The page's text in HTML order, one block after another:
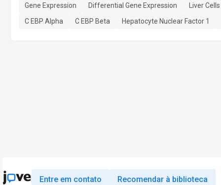
Gene Expression Differential Gene Expression
Liver Cells
C EBP Alpha
C EBP Beta Hepatocyte Nuclear Factor 1
Entre em contato Recomendar à biblioteca